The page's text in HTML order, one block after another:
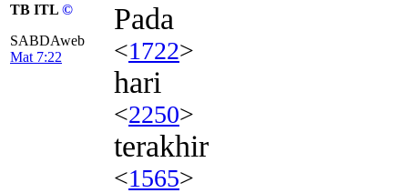
TB ITL ©
SABDAweb
Mat 7:22
Pada
<1722>
hari
<2250>
terakhir
<1565>